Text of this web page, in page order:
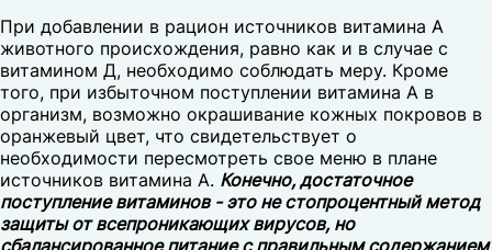
При добавлении в рацион источников витамина А
животного происхождения, равно как и в случае с
витамином Д, необходимо соблюдать меру. Кроме
того, при избыточном поступлении витамина А в
организм, возможно окрашивание кожных покровов в
оранжевый цвет, что свидетельствует о
необходимости пересмотреть свое меню в плане
источников витамина А. Конечно, достаточное
поступление витаминов - это не стопроцентный метод
защиты от всепроникающих вирусов, но